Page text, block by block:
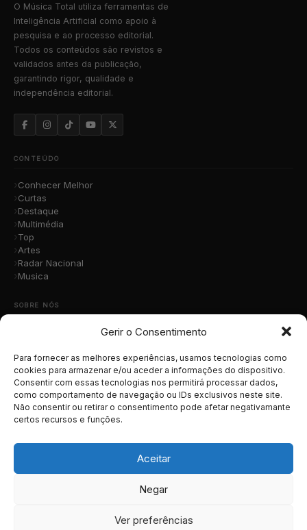
Gerir o Consentimento
Para fornecer as melhores experiências, usamos tecnologias como
cookies para armazenar e/ou aceder a informações do dispositivo.
Consentir com essas tecnologias nos permitirá processar dados,
como comportamento de navegação ou IDs exclusivos neste site.
Não consentir ou retirar o consentimento pode afetar negativamante
certos recursos e funções.
Aceitar
Negar
Ver preferências
O Música Total utiliza ferramentas de
Inteligência Artificial como apoio à
pesquisa e ao processo editorial.
Todos os conteúdos são revistos e
validados antes da publicação,
garantindo rigor, qualidade e
independência editorial.
CONTEÚDO
Conhecer Melhor
Curtas
Destaque
Multimédia
Top
Artes
Radar Nacional
Musica
SOBRE NÓS
Contacto
Submete a Tua Música
Publicidade
Apoiar o Projeto